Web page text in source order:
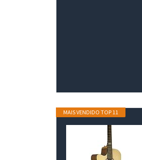
MAIS VENDIDO TOP 11